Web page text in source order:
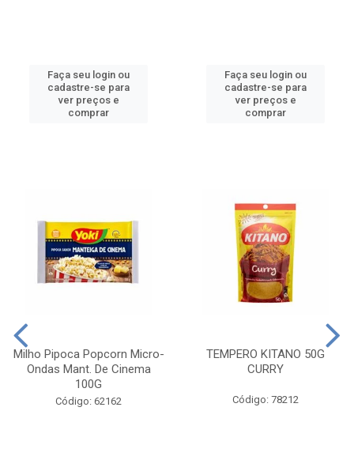
Faça seu login ou
cadastre-se para
ver preços e
comprar
Faça seu login ou
cadastre-se para
ver preços e
comprar
Milho Pipoca Popcorn Micro-
Ondas Mant. De Cinema
100G
Código: 62162
TEMPERO KITANO 50G
CURRY
Código: 78212